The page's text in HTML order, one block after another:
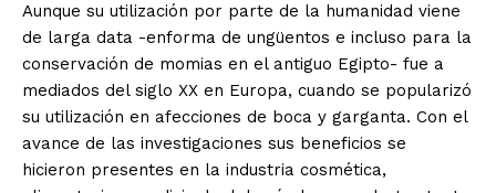
Aunque su utilización por parte de la humanidad viene
de larga data -enforma de ungüentos e incluso para la
conservación de momias en el antiguo Egipto- fue a
mediados del siglo XX en Europa, cuando se popularizó
su utilización en afecciones de boca y garganta. Con el
avance de las investigaciones sus beneficios se
hicieron presentes en la industria cosmética,